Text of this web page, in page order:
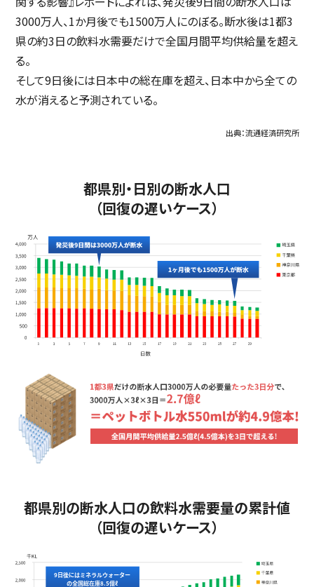
3000万人、1か月後でも1500万人にのぼる。断水後は1都3
県の約3日の飲料水需要だけで全国月間平均供給量を超え
る。
そして9日後には日本中の総在庫を超え、日本中から全ての
水が消えると予測されている。
出典：流通経済研究所
都県別・日別の断水人口
（回復の遅いケース）
都県別の断水人口の飲料水需要量の累計値
（回復の遅いケース）